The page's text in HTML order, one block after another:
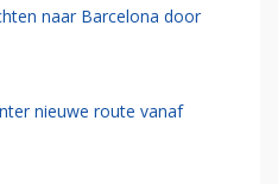
naar Barcelona door
nieuwe route vanaf